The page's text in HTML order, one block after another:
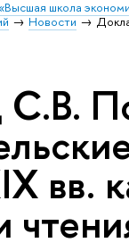
школа
Новости
вв.